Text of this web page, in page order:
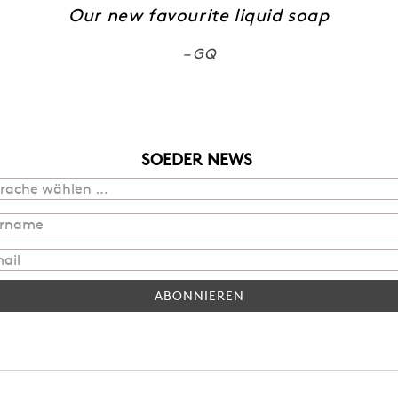
Our new favourite liquid soap
GQ
SOEDER NEWS
ABONNIEREN